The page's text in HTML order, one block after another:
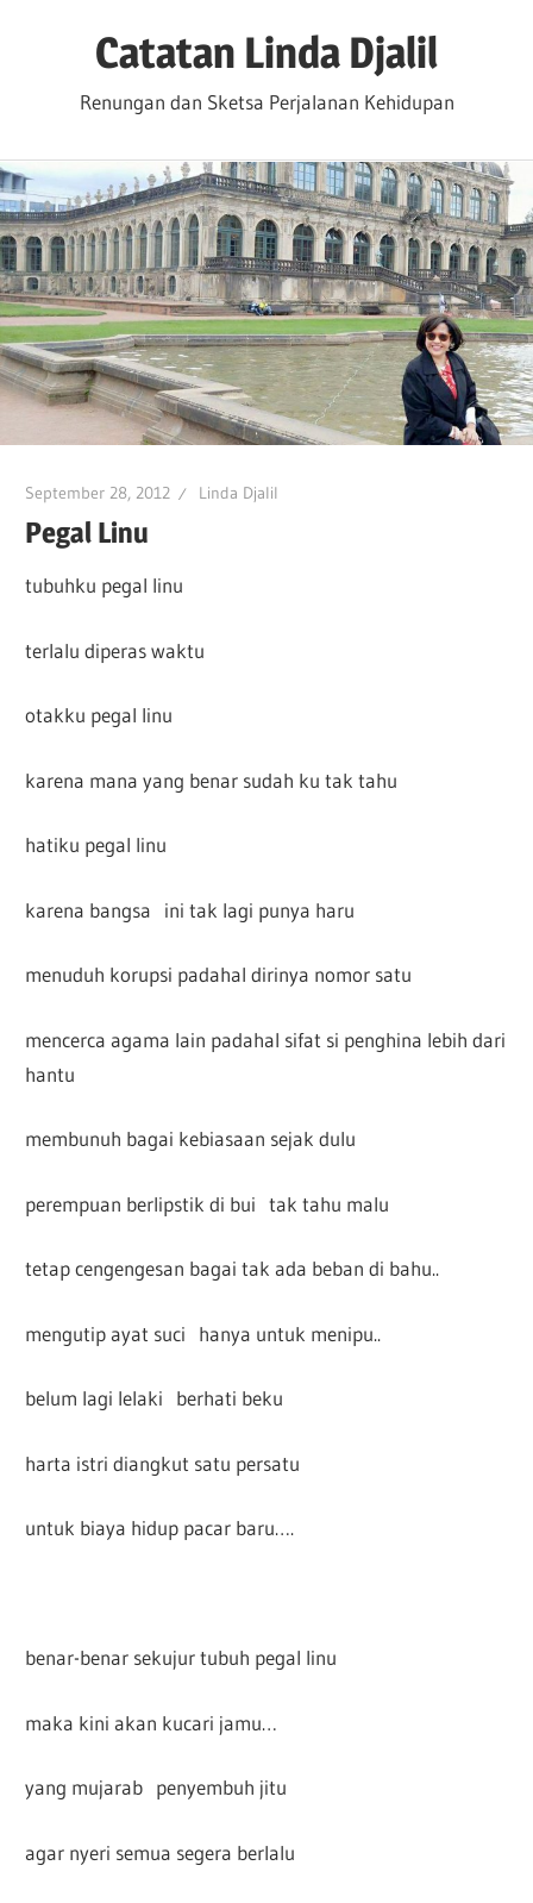
Catatan Linda Djalil
Renungan dan Sketsa Perjalanan Kehidupan
September 28, 2012 Linda Djalil
Pegal Linu
tubuhku pegal linu
terlalu diperas waktu
otakku pegal linu
karena mana yang benar sudah ku tak tahu
hatiku pegal linu
karena bangsa ini tak lagi punya haru
menuduh korupsi padahal dirinya nomor satu
mencerca agama lain padahal sifat si penghina lebih dari
hantu
membunuh bagai kebiasaan sejak dulu
perempuan berlipstik di bui tak tahu malu
tetap cengengesan bagai tak ada beban di bahu..
mengutip ayat suci hanya untuk menipu..
belum lagi lelaki berhati beku
harta istri diangkut satu persatu
untuk biaya hidup pacar baru….
benar-benar sekujur tubuh pegal linu
maka kini akan kucari jamu…
yang mujarab penyembuh jitu
agar nyeri semua segera berlalu